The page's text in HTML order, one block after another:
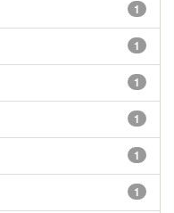
1
1
1
1
1
1